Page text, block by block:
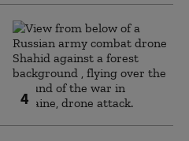
4